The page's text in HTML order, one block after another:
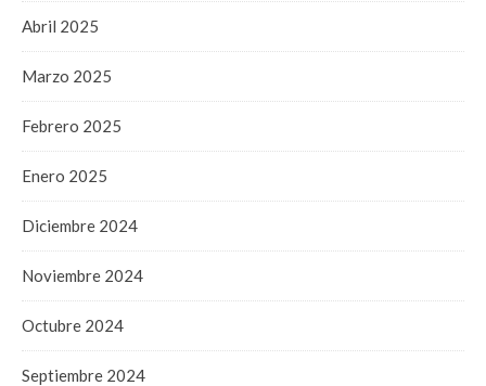
Abril 2025
Marzo 2025
Febrero 2025
Enero 2025
Diciembre 2024
Noviembre 2024
Octubre 2024
Septiembre 2024